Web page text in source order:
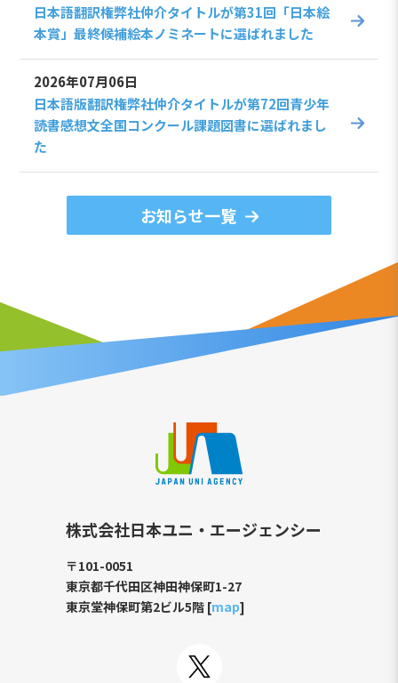
日本語翻訳権弊社仲介タイトルが第31回「日本絵
本賞」最終候補絵本ノミネートに選ばれました
2026年07月06日
日本語版翻訳権弊社仲介タイトルが第72回青少年
読書感想文全国コンクール課題図書に選ばれまし
た
お知らせ一覧
株式会社日本ユニ・エージェンシー
〒101-0051
東京都千代田区神田神保町1-27
東京堂神保町第2ビル5階 [map]